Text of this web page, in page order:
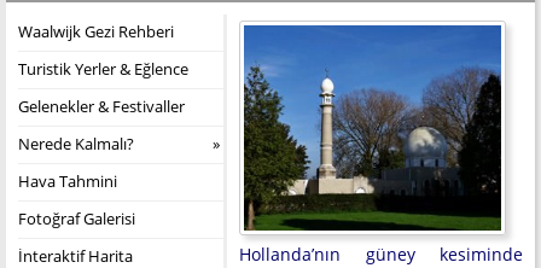
Waalwijk Gezi Rehberi
Turistik Yerler & Eğlence
Gelenekler & Festivaller
Nerede Kalmalı?
Hava Tahmini
Fotoğraf Galerisi
İnteraktif Harita
Hollanda’nın güney kesiminde